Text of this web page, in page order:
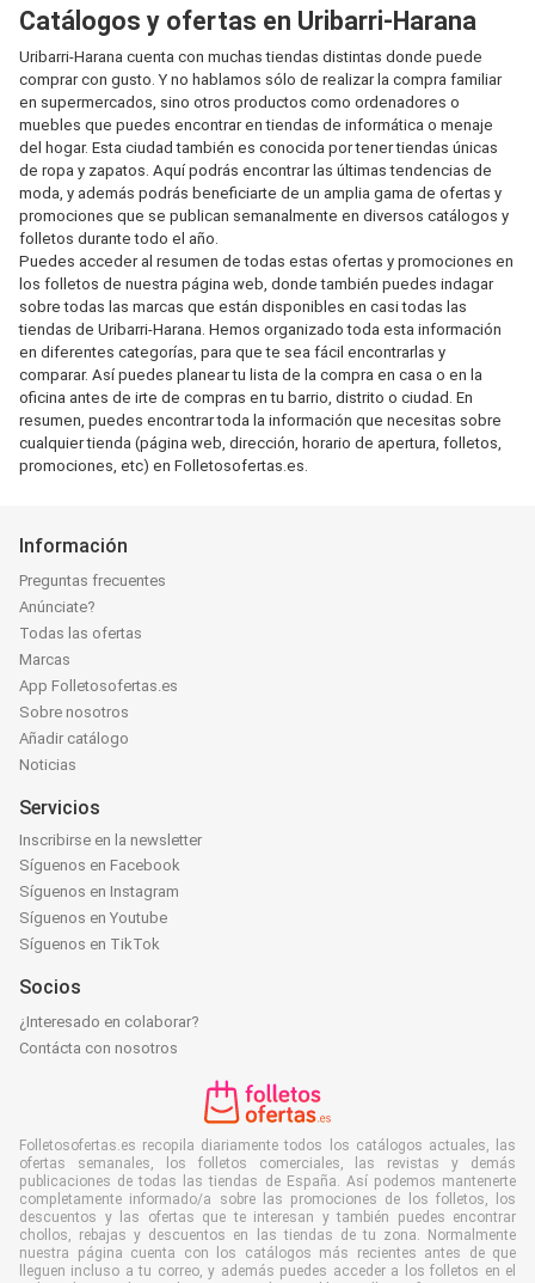
Catálogos y ofertas en Uribarri-Harana
Uribarri-Harana cuenta con muchas tiendas distintas donde puede
comprar con gusto. Y no hablamos sólo de realizar la compra familiar
en supermercados, sino otros productos como ordenadores o
muebles que puedes encontrar en tiendas de informática o menaje
del hogar. Esta ciudad también es conocida por tener tiendas únicas
de ropa y zapatos. Aquí podrás encontrar las últimas tendencias de
moda, y además podrás beneficiarte de un amplia gama de ofertas y
promociones que se publican semanalmente en diversos catálogos y
folletos durante todo el año.
Puedes acceder al resumen de todas estas ofertas y promociones en
los folletos de nuestra página web, donde también puedes indagar
sobre todas las marcas que están disponibles en casi todas las
tiendas de Uribarri-Harana. Hemos organizado toda esta información
en diferentes categorías, para que te sea fácil encontrarlas y
comparar. Así puedes planear tu lista de la compra en casa o en la
oficina antes de irte de compras en tu barrio, distrito o ciudad. En
resumen, puedes encontrar toda la información que necesitas sobre
cualquier tienda (página web, dirección, horario de apertura, folletos,
promociones, etc) en Folletosofertas.es.
Información
Preguntas frecuentes
Anúnciate?
Todas las ofertas
Marcas
App Folletosofertas.es
Sobre nosotros
Añadir catálogo
Noticias
Servicios
Inscribirse en la newsletter
Síguenos en Facebook
Síguenos en Instagram
Síguenos en Youtube
Síguenos en TikTok
Socios
¿Interesado en colaborar?
Contácta con nosotros
Folletosofertas.es recopila diariamente todos los catálogos actuales, las
ofertas semanales, los folletos comerciales, las revistas y demás
publicaciones de todas las tiendas de España. Así podemos mantenerte
completamente informado/a sobre las promociones de los folletos, los
descuentos y las ofertas que te interesan y también puedes encontrar
chollos, rebajas y descuentos en las tiendas de tu zona. Normalmente
nuestra página cuenta con los catálogos más recientes antes de que
lleguen incluso a tu correo, y además puedes acceder a los folletos en el